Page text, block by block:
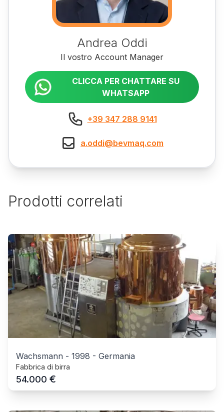
Andrea Oddi
Il vostro Account Manager
CLICCA PER CHATTARE SU
WHATSAPP
+39 347 288 9141
a.oddi@bevmaq.com
Prodotti correlati
Wachsmann - 1998 - Germania
Fabbrica di birra
54.000 €